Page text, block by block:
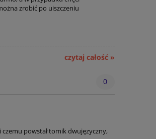
zrobić po uiszczeniu
czytaj całość »
0
powstał tomik dwujęzyczny,